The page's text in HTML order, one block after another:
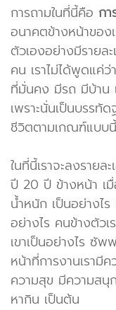
การถามในที่นี้คือ ก
อนาคตข้างหน้าของ
ตัวเองอย่างมีรายล
คน เราไม่ได้พูดแค่
ที่มั่นคง มีรถ มีบ้าน
เพราะนั่นเป็นบรรทั
ชีวิตตามเกณฑ์แบบนี้
ในที่นี้เราจะลงราย
ปี 20 ปี ข้างหน้า เมื่
น้ำหนัก เป็นอย่างไร
อย่างไร คนข้างตัวเ
เขาเป็นอย่างไร ซั
หน้าที่การงานเรามีค
ความสุข มีความสนุ
หากิน เป็นต้น